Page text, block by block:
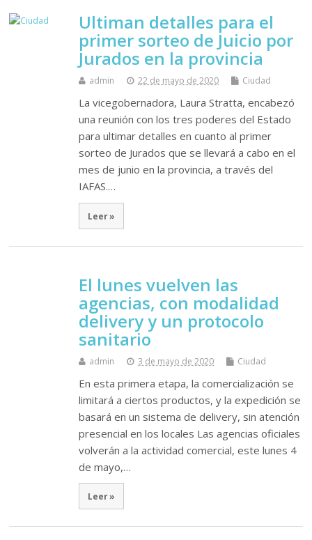
Ultiman detalles para el
primer sorteo de Juicio por
Jurados en la provincia
admin 22 de mayo de 2020 Ciudad
La vicegobernadora, Laura Stratta, encabezó
una reunión con los tres poderes del Estado
para ultimar detalles en cuanto al primer
sorteo de Jurados que se llevará a cabo en el
mes de junio en la provincia, a través del
IAFAS.…
Leer »
El lunes vuelven las
agencias, con modalidad
delivery y un protocolo
sanitario
admin 3 de mayo de 2020 Ciudad
En esta primera etapa, la comercialización se
limitará a ciertos productos, y la expedición se
basará en un sistema de delivery, sin atención
presencial en los locales Las agencias oficiales
volverán a la actividad comercial, este lunes 4
de mayo,…
Leer »